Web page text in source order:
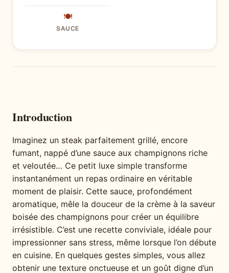
🍽
SAUCE
Introduction
Imaginez un steak parfaitement grillé, encore
fumant, nappé d’une sauce aux champignons riche
et veloutée… Ce petit luxe simple transforme
instantanément un repas ordinaire en véritable
moment de plaisir. Cette sauce, profondément
aromatique, mêle la douceur de la crème à la saveur
boisée des champignons pour créer un équilibre
irrésistible. C’est une recette conviviale, idéale pour
impressionner sans stress, même lorsque l’on débute
en cuisine. En quelques gestes simples, vous allez
obtenir une texture onctueuse et un goût digne d’un